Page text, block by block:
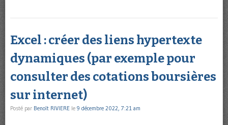
Excel : créer des liens hypertexte
dynamiques (par exemple pour
consulter des cotations boursières
sur internet)
Posté par Benoît RIVIERE le 9 décembre 2022, 7:21 am